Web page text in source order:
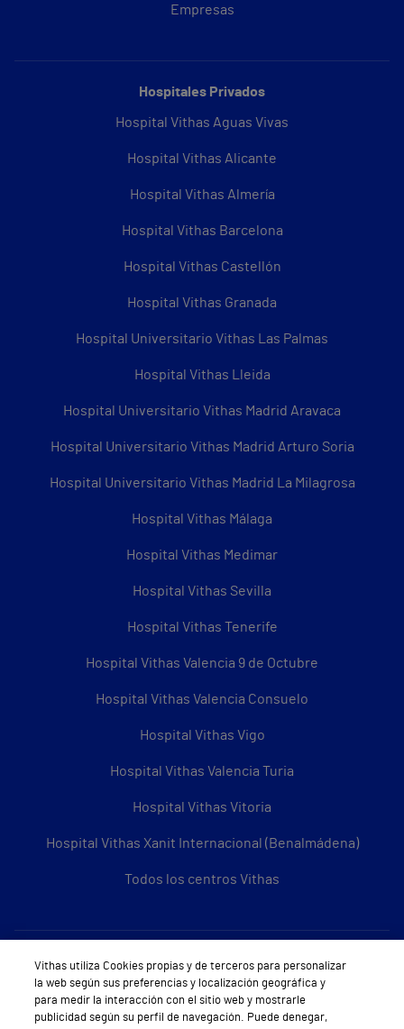
Empresas
Hospitales Privados
Hospital Vithas Aguas Vivas
Hospital Vithas Alicante
Hospital Vithas Almería
Hospital Vithas Barcelona
Hospital Vithas Castellón
Hospital Vithas Granada
Hospital Universitario Vithas Las Palmas
Hospital Vithas Lleida
Hospital Universitario Vithas Madrid Aravaca
Hospital Universitario Vithas Madrid Arturo Soria
Hospital Universitario Vithas Madrid La Milagrosa
Hospital Vithas Málaga
Hospital Vithas Medimar
Hospital Vithas Sevilla
Hospital Vithas Tenerife
Hospital Vithas Valencia 9 de Octubre
Hospital Vithas Valencia Consuelo
Hospital Vithas Vigo
Hospital Vithas Valencia Turia
Hospital Vithas Vitoria
Hospital Vithas Xanit Internacional (Benalmádena)
Todos los centros Vithas
Sobre Vithas
Quiénes somos
Vithas utiliza Cookies propias y de terceros para personalizar
la web según sus preferencias y localización geográfica y
para medir la interacción con el sitio web y mostrarle
publicidad según su perfil de navegación. Puede denegar,